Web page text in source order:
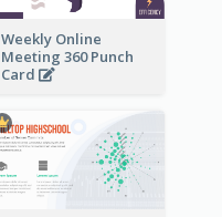
Weekly Online
Meeting 360 Punch
Card